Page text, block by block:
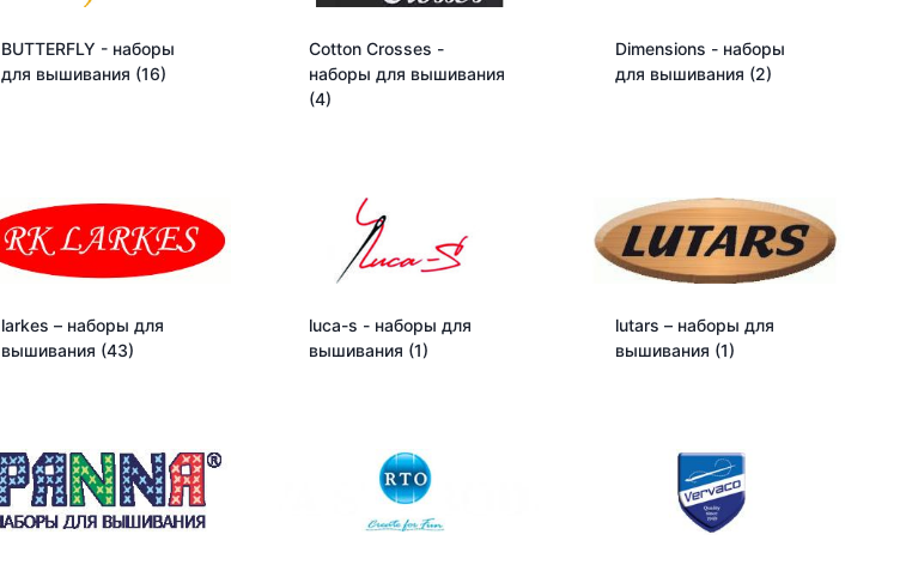
BUTTERFLY - наборы
для вышивания (16)
Cotton Crosses -
наборы для вышивания
(4)
Dimensions - наборы
для вышивания (2)
larkes – наборы для
вышивания (43)
luca-s - наборы для
вышивания (1)
lutars – наборы для
вышивания (1)